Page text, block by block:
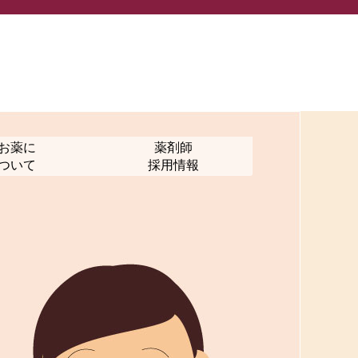
薬に
いて
薬剤師
採用情報